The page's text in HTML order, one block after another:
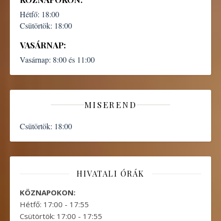
Hétfő: 18:00
Csütörtök: 18:00
VASÁRNAP:
Vasárnap: 8:00 és 11:00
MISEREND
Csütörtök: 18:00
HIVATALI ÓRÁK
KÖZNAPOKON:
Hétfő: 17:00 - 17:55
Csütörtök: 17:00 - 17:55